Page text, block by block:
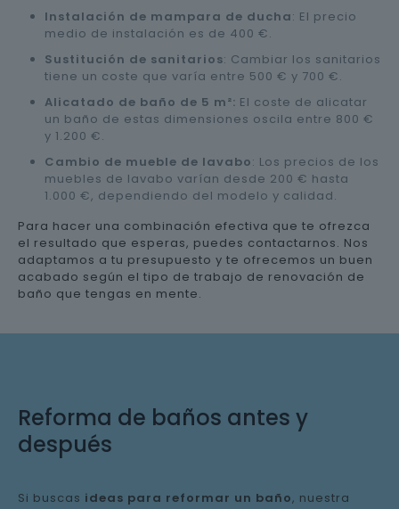
Instalación de mampara de ducha: El precio
medio de instalación es de 400 €.
Sustitución de sanitarios: Cambiar los sanitarios
tiene un coste que varía entre 500 € y 700 €.
Alicatado de baño de 5 m²: El coste de alicatar
un baño de estas dimensiones oscila entre 800 €
y 1.200 €.
Cambio de mueble de lavabo: Los precios de los
muebles de lavabo varían desde 200 € hasta
1.000 €, dependiendo del modelo y calidad.
Para hacer una combinación efectiva que te ofrezca
el resultado que esperas, puedes contactarnos. Nos
adaptamos a tu presupuesto y te ofrecemos un buen
acabado según el tipo de trabajo de renovación de
baño que tengas en mente.
Reforma de baños antes y
después
Si buscas ideas para reformar un baño, nuestra